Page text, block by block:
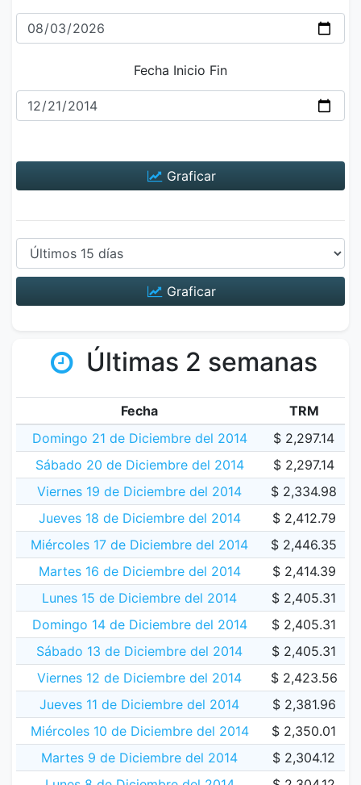
Fecha Inicio Fin
Graficar
Graficar
Últimas 2 semanas
Fecha
TRM
Domingo 21 de Diciembre del 2014
$ 2,297.14
Sábado 20 de Diciembre del 2014
$ 2,297.14
Viernes 19 de Diciembre del 2014
$ 2,334.98
Jueves 18 de Diciembre del 2014
$ 2,412.79
Miércoles 17 de Diciembre del 2014
$ 2,446.35
Martes 16 de Diciembre del 2014
$ 2,414.39
Lunes 15 de Diciembre del 2014
$ 2,405.31
Domingo 14 de Diciembre del 2014
$ 2,405.31
Sábado 13 de Diciembre del 2014
$ 2,405.31
Viernes 12 de Diciembre del 2014
$ 2,423.56
Jueves 11 de Diciembre del 2014
$ 2,381.96
Miércoles 10 de Diciembre del 2014
$ 2,350.01
Martes 9 de Diciembre del 2014
$ 2,304.12